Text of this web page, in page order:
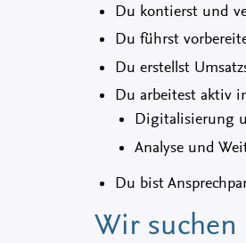
Du kontierst und
Du führst
Du erstellst
Du arbeitest aktiv
Digitalisierung
Analyse und
Du bist
Wir suchen